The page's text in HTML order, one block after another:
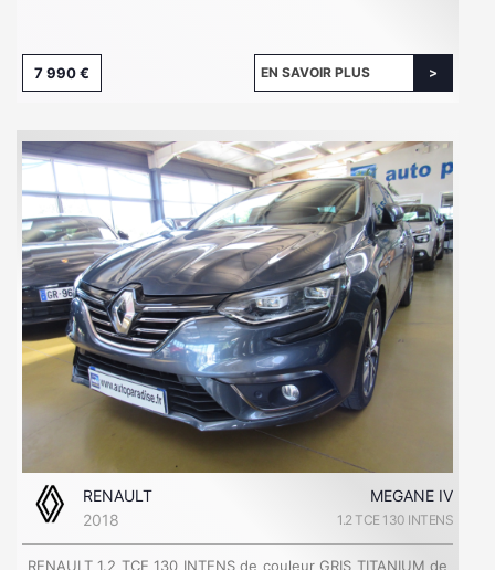
7 990 € EN SAVOIR PLUS
RENAULT
MEGANE IV
2018
1.2 TCE 130 INTENS
RENAULT 1.2 TCE 130 INTENS de couleur GRIS TITANIUM de